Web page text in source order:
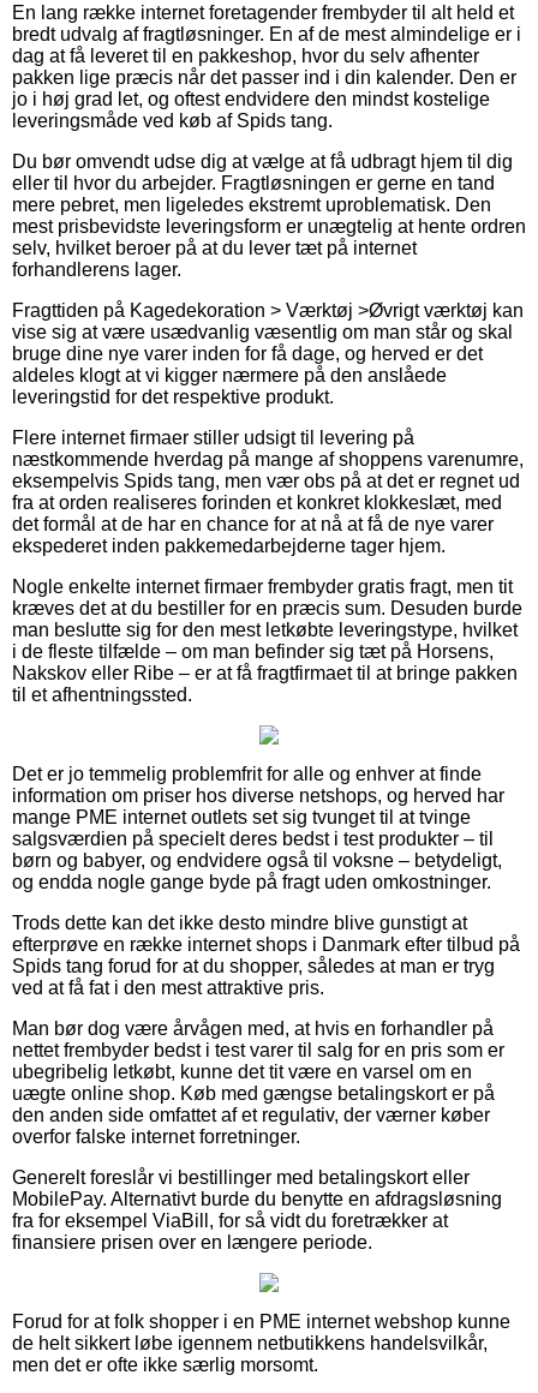
En lang række internet foretagender frembyder til alt held et
bredt udvalg af fragtløsninger. En af de mest almindelige er i
dag at få leveret til en pakkeshop, hvor du selv afhenter
pakken lige præcis når det passer ind i din kalender. Den er
jo i høj grad let, og oftest endvidere den mindst kostelige
leveringsmåde ved køb af Spids tang.
Du bør omvendt udse dig at vælge at få udbragt hjem til dig
eller til hvor du arbejder. Fragtløsningen er gerne en tand
mere pebret, men ligeledes ekstremt uproblematisk. Den
mest prisbevidste leveringsform er unægtelig at hente ordren
selv, hvilket beroer på at du lever tæt på internet
forhandlerens lager.
Fragttiden på Kagedekoration > Værktøj >Øvrigt værktøj kan
vise sig at være usædvanlig væsentlig om man står og skal
bruge dine nye varer inden for få dage, og herved er det
aldeles klogt at vi kigger nærmere på den anslåede
leveringstid for det respektive produkt.
Flere internet firmaer stiller udsigt til levering på
næstkommende hverdag på mange af shoppens varenumre,
eksempelvis Spids tang, men vær obs på at det er regnet ud
fra at orden realiseres forinden et konkret klokkeslæt, med
det formål at de har en chance for at nå at få de nye varer
ekspederet inden pakkemedarbejderne tager hjem.
Nogle enkelte internet firmaer frembyder gratis fragt, men tit
kræves det at du bestiller for en præcis sum. Desuden burde
man beslutte sig for den mest letkøbte leveringstype, hvilket
i de fleste tilfælde – om man befinder sig tæt på Horsens,
Nakskov eller Ribe – er at få fragtfirmaet til at bringe pakken
til et afhentningssted.
Det er jo temmelig problemfrit for alle og enhver at finde
information om priser hos diverse netshops, og herved har
mange PME internet outlets set sig tvunget til at tvinge
salgsværdien på specielt deres bedst i test produkter – til
børn og babyer, og endvidere også til voksne – betydeligt,
og endda nogle gange byde på fragt uden omkostninger.
Trods dette kan det ikke desto mindre blive gunstigt at
efterprøve en række internet shops i Danmark efter tilbud på
Spids tang forud for at du shopper, således at man er tryg
ved at få fat i den mest attraktive pris.
Man bør dog være årvågen med, at hvis en forhandler på
nettet frembyder bedst i test varer til salg for en pris som er
ubegribelig letkøbt, kunne det tit være en varsel om en
uægte online shop. Køb med gængse betalingskort er på
den anden side omfattet af et regulativ, der værner køber
overfor falske internet forretninger.
Generelt foreslår vi bestillinger med betalingskort eller
MobilePay. Alternativt burde du benytte en afdragsløsning
fra for eksempel ViaBill, for så vidt du foretrækker at
finansiere prisen over en længere periode.
Forud for at folk shopper i en PME internet webshop kunne
de helt sikkert løbe igennem netbutikkens handelsvilkår,
men det er ofte ikke særlig morsomt.